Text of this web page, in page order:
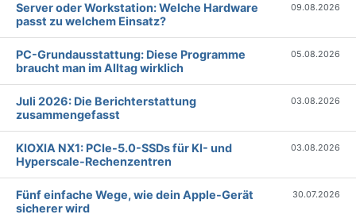
Server oder Workstation: Welche Hardware
passt zu welchem Einsatz?
09.08.2026
PC-Grundausstattung: Diese Programme
braucht man im Alltag wirklich
05.08.2026
Juli 2026: Die Bericht­erstattung
zusammengefasst
03.08.2026
KIOXIA NX1: PCIe-5.0-SSDs für KI- und
Hyperscale-Rechenzentren
03.08.2026
Fünf einfache Wege, wie dein Apple-Gerät
sicherer wird
30.07.2026